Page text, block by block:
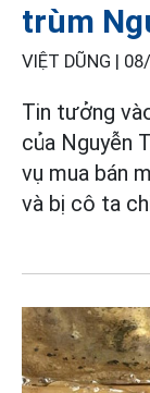
trùm
VIỆT DŨNG |
Tin tưởng
của Nguyễn
vụ mua bán
và bị cô ta